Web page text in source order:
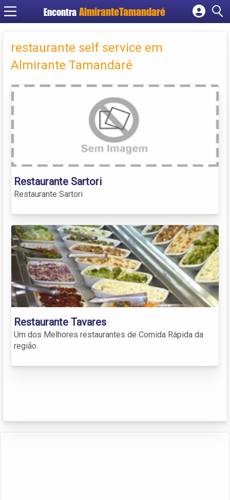
Encontra
Cadastrar empresa
Criar conta
restaurante self service em
Almirante Tamandaré
Restaurante Sartori
Restaurante Sartori
Restaurante Tavares
Um dos Melhores restaurantes de Comida Rápida da
região.